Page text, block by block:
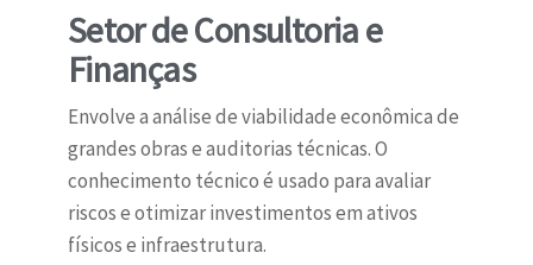
Setor de Consultoria e
Finanças
Envolve a análise de viabilidade econômica de
grandes obras e auditorias técnicas. O
conhecimento técnico é usado para avaliar
riscos e otimizar investimentos em ativos
físicos e infraestrutura.